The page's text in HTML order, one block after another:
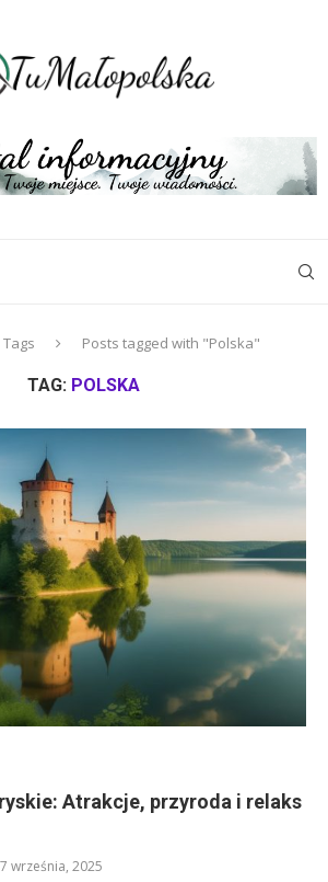
Tags Posts tagged with "Polska"
TAG: POLSKA
Atrakcje, przyroda i relaks
września, 2025